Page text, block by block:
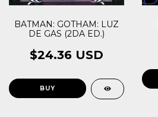
BATMAN: GOTHAM: LUZ
DE GAS (2DA ED.)
$24.36 USD